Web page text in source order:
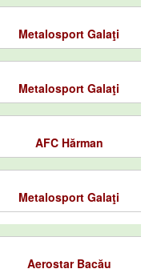
Metalosport Galaţi
Metalosport Galaţi
AFC Hărman
Metalosport Galaţi
Aerostar Bacău